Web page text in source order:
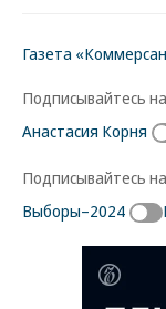
Газета
Подписывайтесь
Анастасия Корня
Подписывайтесь
Выборы–2024